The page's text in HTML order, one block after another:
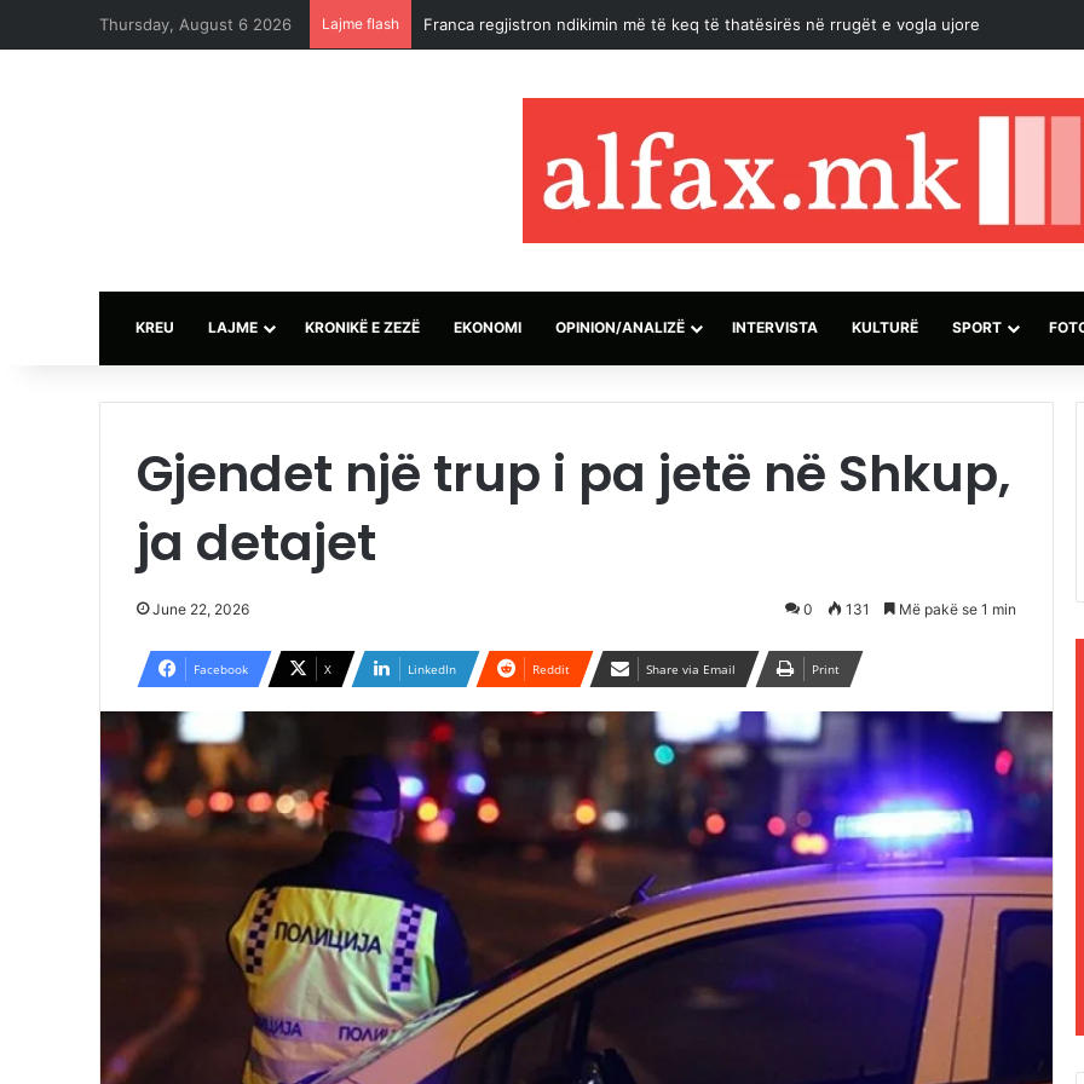
Thursday, August 6 2026 Lajme flash Ndërpritet seanca e Kuvendit, Kurti kërkon kohë shtesë për marrëveshje politike
KREU LAJME KRONIKË E ZEZË EKONOMI OPINION/ANALIZË INTERVISTA KULTURË SPORT
Gjendet një trup i pa jetë në Shkup,
ja detajet
June 22, 2026 0 131 Më pakë se 1 min
Facebook X LinkedIn Reddit Share via Email Print